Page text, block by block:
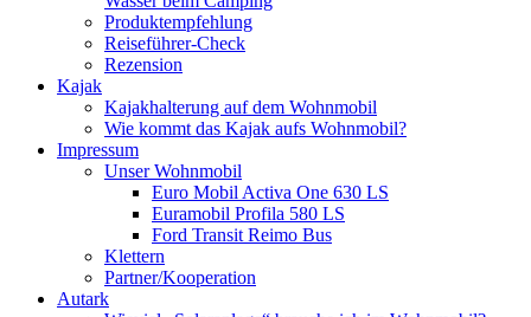
Produktempfehlung
Reiseführer-Check
Rezension
Kajak
Kajakhalterung auf dem Wohnmobil
Wie kommt das Kajak aufs Wohnmobil?
Impressum
Unser Wohnmobil
Euro Mobil Activa One 630 LS
Euramobil Profila 580 LS
Ford Transit Reimo Bus
Klettern
Partner/Kooperation
Autark